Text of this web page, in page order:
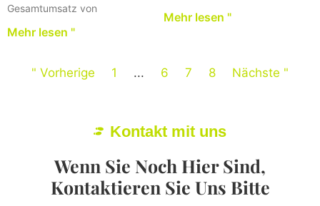
Gesamtumsatz von
Mehr lesen "
Mehr lesen "
" Vorherige 1 ... 6 7 8 Nächste "
Kontakt mit uns
Wenn Sie Noch Hier Sind,
Kontaktieren Sie Uns Bitte